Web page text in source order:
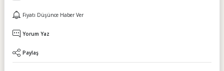
Fiyatı Düşünce Haber Ver
Yorum Yaz
Paylaş